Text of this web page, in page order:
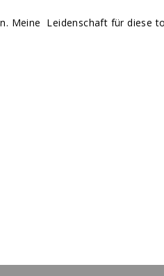
Meine Leidenschaft für diese